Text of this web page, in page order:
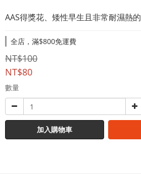
AAS得獎花、矮性早生且非常耐濕熱
全店，滿$800免運費
NT$100
NT$80
數量
加入購物車